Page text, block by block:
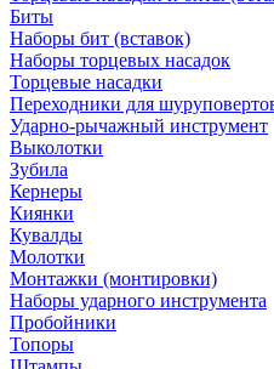
Биты
Наборы бит (вставок)
Наборы торцевых насадок
Торцевые насадки
Переходники для
Ударно-рычажный инструмент
Выколотки
Зубила
Кернеры
Киянки
Кувалды
Молотки
Монтажки (монтировки)
Наборы ударного инструмента
Пробойники
Топоры